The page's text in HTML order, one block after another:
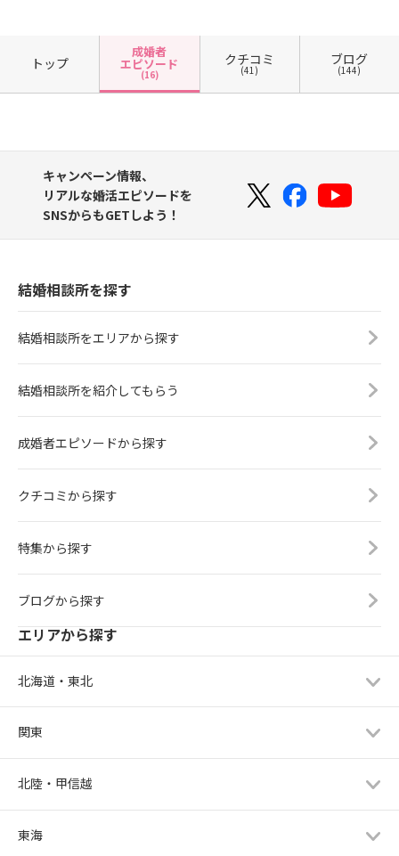
トップ
成婚者
エピソード
(16)
クチコミ
(41)
ブログ
(144)
キャンペーン情報、
リアルな婚活エピソードを
SNSからもGETしよう！
結婚相談所を探す
結婚相談所をエリアから探す
結婚相談所を紹介してもらう
成婚者エピソードから探す
クチコミから探す
特集から探す
ブログから探す
エリアから探す
北海道・東北
関東
北陸・甲信越
東海